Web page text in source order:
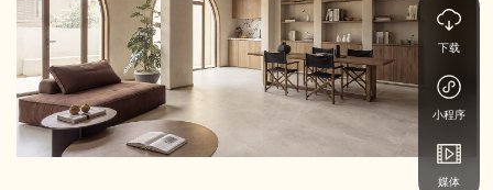
下载
小程序
媒体